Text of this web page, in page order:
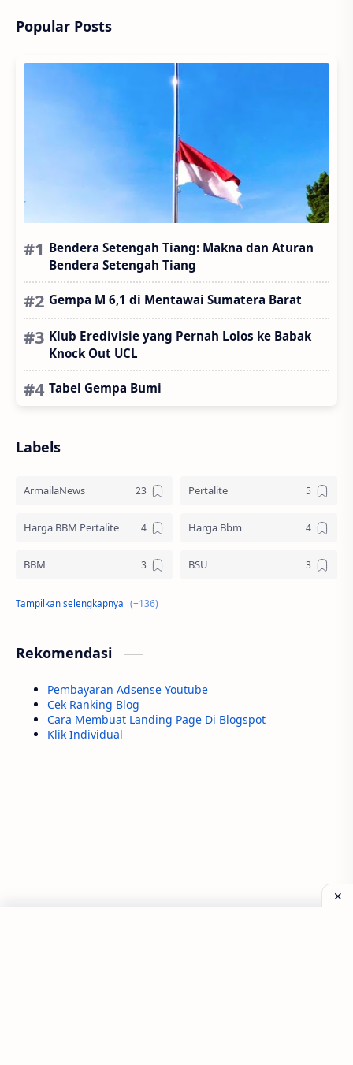
Popular Posts
Bendera Setengah Tiang: Makna dan Aturan
Bendera Setengah Tiang
Gempa M 6,1 di Mentawai Sumatera Barat
Klub Eredivisie yang Pernah Lolos ke Babak
Knock Out UCL
Tabel Gempa Bumi
Labels
ArmailaNews Pertalite
Harga BBM Pertalite Harga Bbm
BBM BSU
Bsu.kemnaker.go.id
BPJS Ketenagakerjaan
Rekomendasi
Pembayaran Adsense Youtube
Cek Ranking Blog
Cara Membuat Landing Page Di Blogspot
Klik Individual